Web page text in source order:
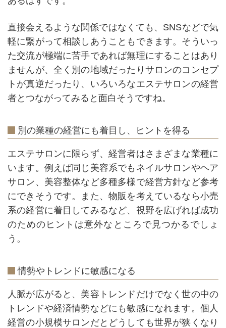
直接会えるような関係ではなくても、SNSなどで気
軽に繋がって相談しあうこともできます。そういっ
た交流が極端に苦手であれば無理にすることはあり
ませんが、全く別の地域だったりサロンのコンセプ
トが真逆だったり、いろいろなエステサロンの経営
者とつながってみると面白そうですね。
別の業種の経営にも着目し、ヒントを得る
エステサロンに限らず、経営者はさまざまな業種に
います。例えば同じ美容系でもネイルサロンやヘア
サロン、美容整体など多種多様で経営方針など参考
にできそうです。また、物販を考えているなら小売
系の経営に着目してみるなど、視野を広げれば成功
のためのヒントは意外なところで見つかるでしょ
う。
情勢やトレンドに敏感になる
人脈が広がると、美容トレンドだけでなく世の中の
トレンドや経済情勢などにも敏感になれます。個人
経営の小規模サロンだとどうしても世界が狭くなり